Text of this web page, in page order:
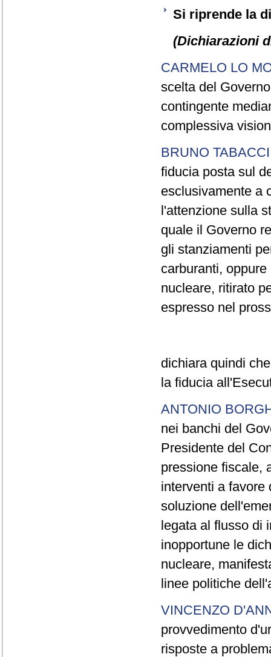
Si riprende la
(Dichiarazioni
CARMELO LO
scelta del
contingente
complessiva
BRUNO TABACCI
fiducia posta sul
esclusivamente a
l'attenzione sulla
quale il Governo
gli stanziamenti
carburanti,
nucleare, ritirato
espresso nel
dichiara quindi
la fiducia
ANTONIO
nei banchi del
Presidente del
pressione fiscale,
interventi a favore
soluzione
legata al flusso di
inopportune le
nucleare,
linee politiche
VINCENZO
provvedimento
risposte a